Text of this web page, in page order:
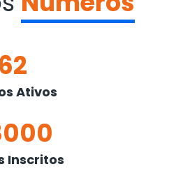
62
Ativos
Inscritos